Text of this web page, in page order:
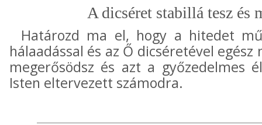
A dicséret stabillá tesz és
Határozd ma el, hogy a hitedet
hálaadással és az Ő dicséretével egész
megerősödsz és azt a győzedelmes
Isten eltervezett számodra.